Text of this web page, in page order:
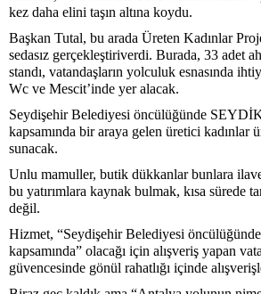
kez daha elini taşın altına koydu.
Başkan Tutal, bu arada Üreten Kadınlar
sedasız gerçekleştiriverdi. Burada, 33 adet
standı, vatandaşların yolculuk esnasında
Wc ve Mescit’inde yer alacak.
Seydişehir Belediyesi öncülüğünde
kapsamında bir araya gelen üretici kadınlar
sunacak.
Unlu mamuller, butik dükkanlar bunlara
bu yatırımlara kaynak bulmak, kısa sürede
değil.
Hizmet, “Seydişehir Belediyesi
kapsamında” olacağı için alışveriş yapan
güvencesinde gönül rahatlığı içinde